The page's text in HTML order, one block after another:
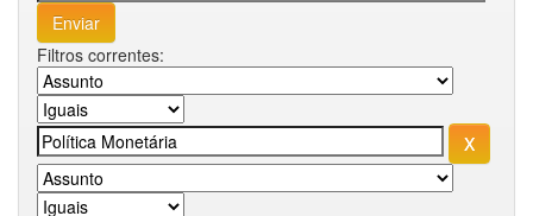
Filtros correntes: